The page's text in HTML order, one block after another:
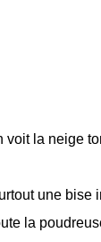
la neige
une bise
la